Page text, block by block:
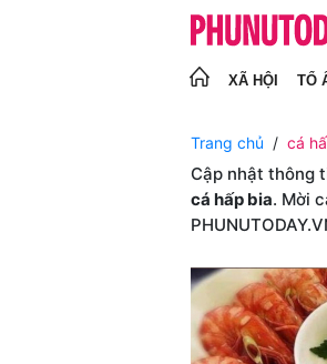
XÃ HỘI TỔ
Trang chủ cá
Cập nhật thông
cá hấp bia. Mời